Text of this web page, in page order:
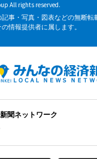
All rights reserved.
事・写真・図表などの無断転
情報提供者に属します。
聞ネットワーク